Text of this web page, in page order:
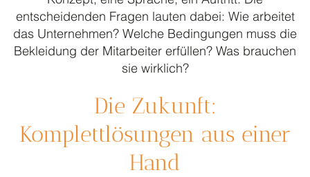
Praxisfarben
Punjabi
Sonderproduktionen
UNSERE MARKEN
entscheidenden Fragen lauten dabei: Wie arbeitet
das Unternehmen? Welche Bedingungen muss die
Bekleidung der Mitarbeiter erfüllen? Was brauchen
sie wirklich?
Die Zukunft:
Komplettlösungen aus einer
Hand